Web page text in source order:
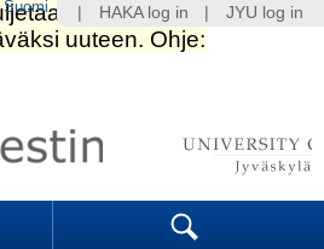
Search
HAKA log in JYU log in
Suomi